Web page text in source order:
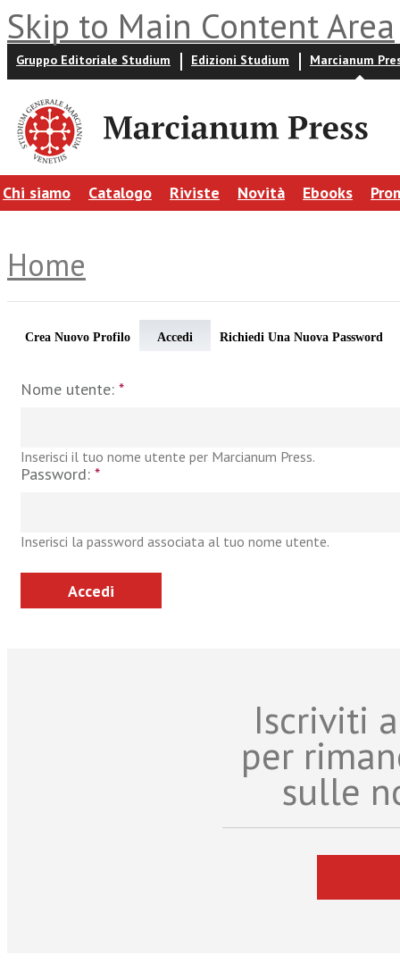
Skip to Main Content Area
Gruppo Editoriale Studium Edizioni Studium Marcianum
Chi siamo Catalogo Riviste Novità Ebooks
Home
Crea Nuovo Profilo Accedi Richiedi Una Nuova Password
Nome utente: *
Inserisci il tuo nome utente per Marcianum Press.
Password: *
Inserisci la password associata al tuo nome utente.
Iscriviti
per
sulle